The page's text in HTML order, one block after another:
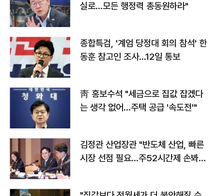
실로…모든 행정력 총동원하라"
종합특검, '계엄 당정대 회의 참석' 한
동훈 참고인 조사...12일 통보
靑 홍보수석 "세금으로 집값 잡겠다
는 생각 없어…주택 공급 '속도전'"
김정관 산업장관 "반도체 산업, 빠른
시장 선점 필요…주52시간제 손봐